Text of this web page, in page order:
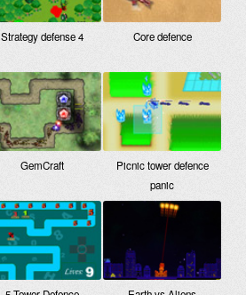
Strategy defense 4 Core defence
GemCraft
Picnic tower defence
panic